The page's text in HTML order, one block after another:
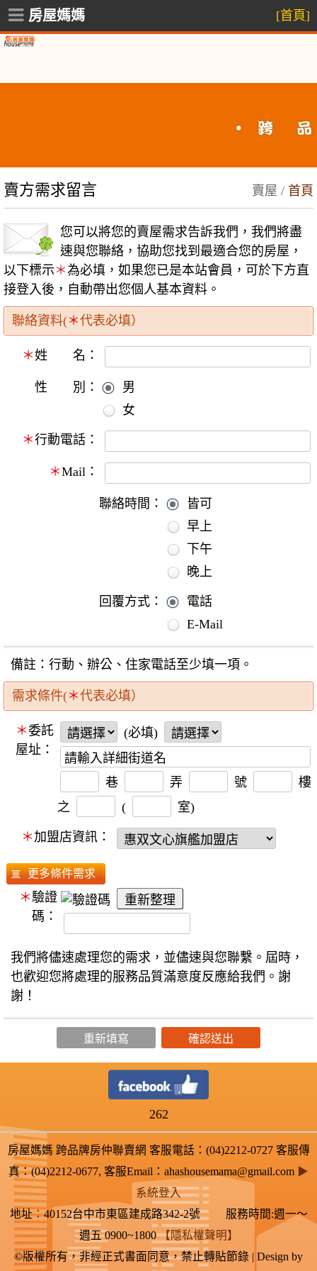
賣方需求留言 賣屋 / 首頁
您可以將您的賣屋需求告訴我們，我們將盡
速與您聯絡，協助您找到最適合您的房屋，
以下標示 ＊為必填，如果您已是本站會員，可於下方直
接登入後，自動帶出您個人基本資料。
聯絡資料(＊代表必填）
＊姓 名：
性 別：
男
女
＊行動電話：
＊Mail：
聯絡時間：
皆可
早上
下午
晚上
回覆方式：
電話
E-Mail
備註：行動、辦公、住家電話至少填一項。
需求條件(＊代表必填）
＊委託
屋址：
(必填)
巷 弄 號
樓
之
( 室)
＊ 加盟店資訊：
＊ 驗證
碼：
我們將儘速處理您的需求，並儘速與您聯繫。屆時，
也歡迎您將處理的服務品質滿意度反應給我們。謝
謝！
262
房屋媽媽 跨品牌房仲聯賣網 客服電話：(04)2212-0727 客服傳
真：(04)2212-0677, 客服Email：ahashousemama@gmail.com ▶
系統登入
地址：40152台中市東區建成路342-2號 服務時間:週一～
週五 0900~1800【隱私權聲明】
©版權所有，非經正式書面同意，禁止轉貼節錄 | Design by
房屋媽媽 [首頁]